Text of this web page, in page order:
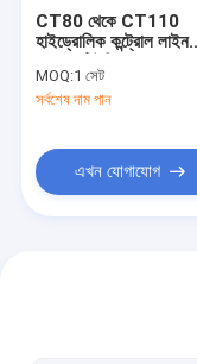
CT80 থেকে CT110
হাইড্রোলিক কন্ট্রোল লাইন
MOQ:1 সেট
সর্বশেষ দাম পান
এখন যোগাযোগ